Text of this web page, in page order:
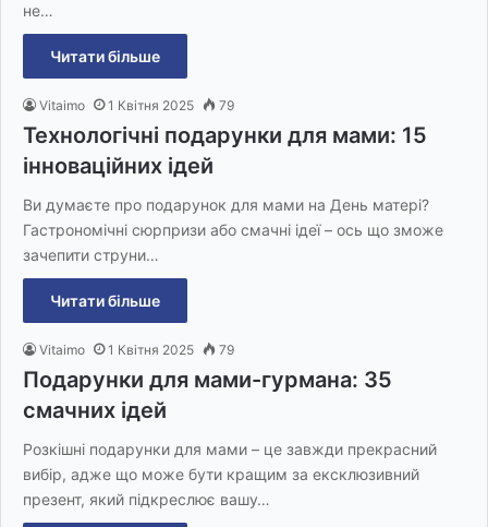
не…
Читати більше
Vitaimo 1 Квітня 2025 79
Технологічні подарунки для мами: 15
інноваційних ідей
Ви думаєте про подарунок для мами на День матері?
Гастрономічні сюрпризи або смачні ідеї – ось що зможе
зачепити струни…
Читати більше
Vitaimo 1 Квітня 2025 79
Подарунки для мами-гурмана: 35
смачних ідей
Розкішні подарунки для мами – це завжди прекрасний
вибір, адже що може бути кращим за ексклюзивний
презент, який підкреслює вашу…